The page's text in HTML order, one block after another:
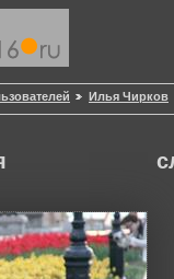
Илья Чирков